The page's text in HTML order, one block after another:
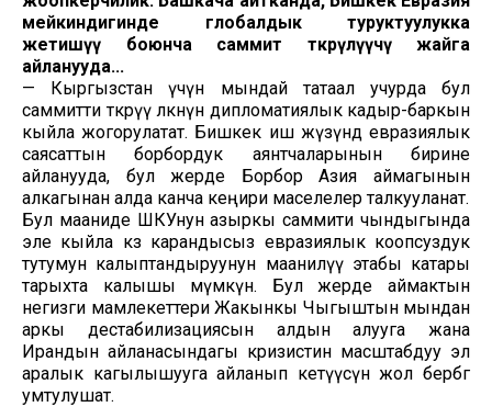
мейкиндигинде глобалдык туруктуулукка
жетишүү боюнча саммит өткөрүлүүчү жайга
айланууда...
— Кыргызстан үчүн мындай татаал учурда бул
саммитти өткөрүү өлкөнүн дипломатиялык кадыр-баркын
кыйла жогорулатат. Бишкек иш жүзүндө евразиялык
саясаттын борбордук аянтчаларынын бирине
айланууда, бул жерде Борбор Азия аймагынын
алкагынан алда канча кеңири маселелер талкууланат.
Бул мааниде ШКУнун азыркы саммити чындыгында
эле кыйла көз карандысыз евразиялык коопсуздук
тутумун калыптандыруунун маанилүү этабы катары
тарыхта калышы мүмкүн. Бул жерде аймактын
негизги мамлекеттери Жакынкы Чыгыштын мындан
аркы дестабилизациясын алдын алууга жана
Ирандын айланасындагы кризистин масштабдуу эл
аралык кагылышууга айланып кетүүсүнө жол бербөөгө
умтулушат.